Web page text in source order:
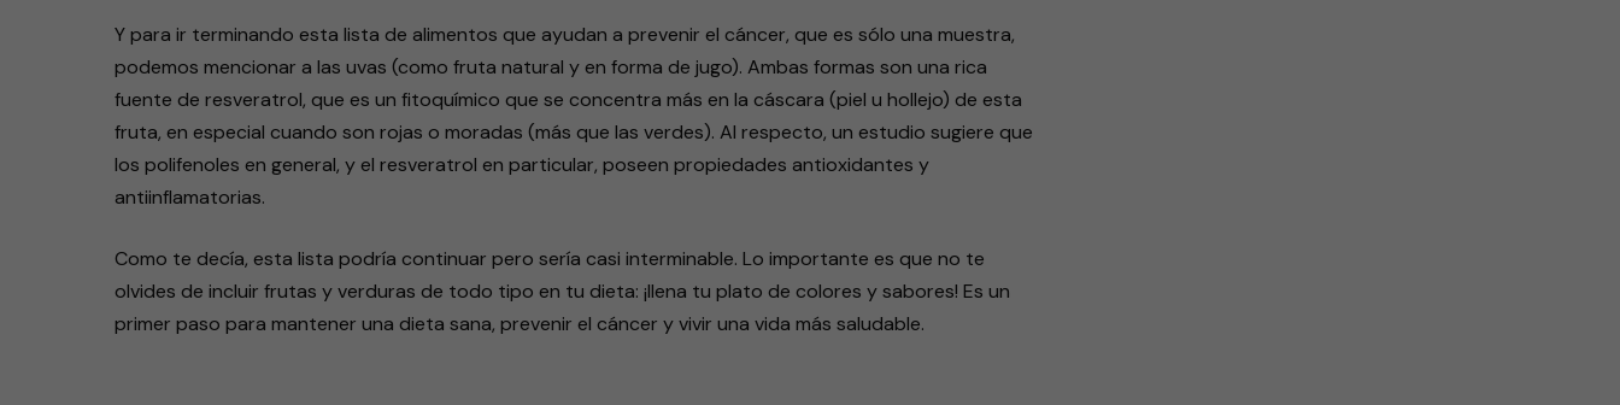
Y para ir terminando esta lista de alimentos que ayudan a prevenir el cáncer, que es sólo una muestra,
podemos mencionar a las uvas (como fruta natural y en forma de jugo). Ambas formas son una rica
fuente de resveratrol, que es un fitoquímico que se concentra más en la cáscara (piel u hollejo) de esta
fruta, en especial cuando son rojas o moradas (más que las verdes). Al respecto, un estudio sugiere que
los polifenoles en general, y el resveratrol en particular, poseen propiedades antioxidantes y
antiinflamatorias.
Como te decía, esta lista podría continuar pero sería casi interminable. Lo importante es que no te
olvides de incluir frutas y verduras de todo tipo en tu dieta: ¡llena tu plato de colores y sabores! Es un
primer paso para mantener una dieta sana, prevenir el cáncer y vivir una vida más saludable.